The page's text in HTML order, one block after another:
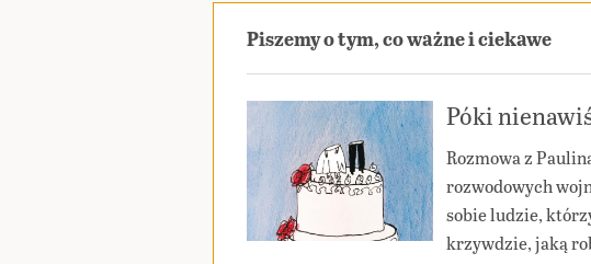
Piszemy o tym, co ważne i ciekawe
Póki
Rozmowa z
rozwodowych
sobie ludzie,
krzywdzie, jaką